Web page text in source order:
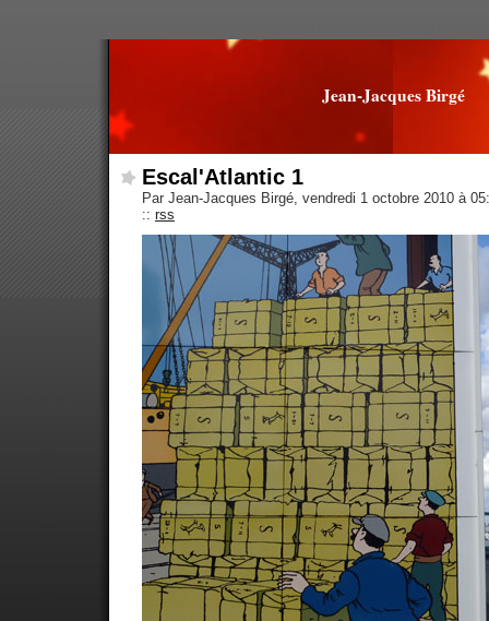
Jean-Jacques Birgé
Escal'Atlantic 1
Par Jean-Jacques Birgé, vendredi 1 octobre 2010 à
:: rss